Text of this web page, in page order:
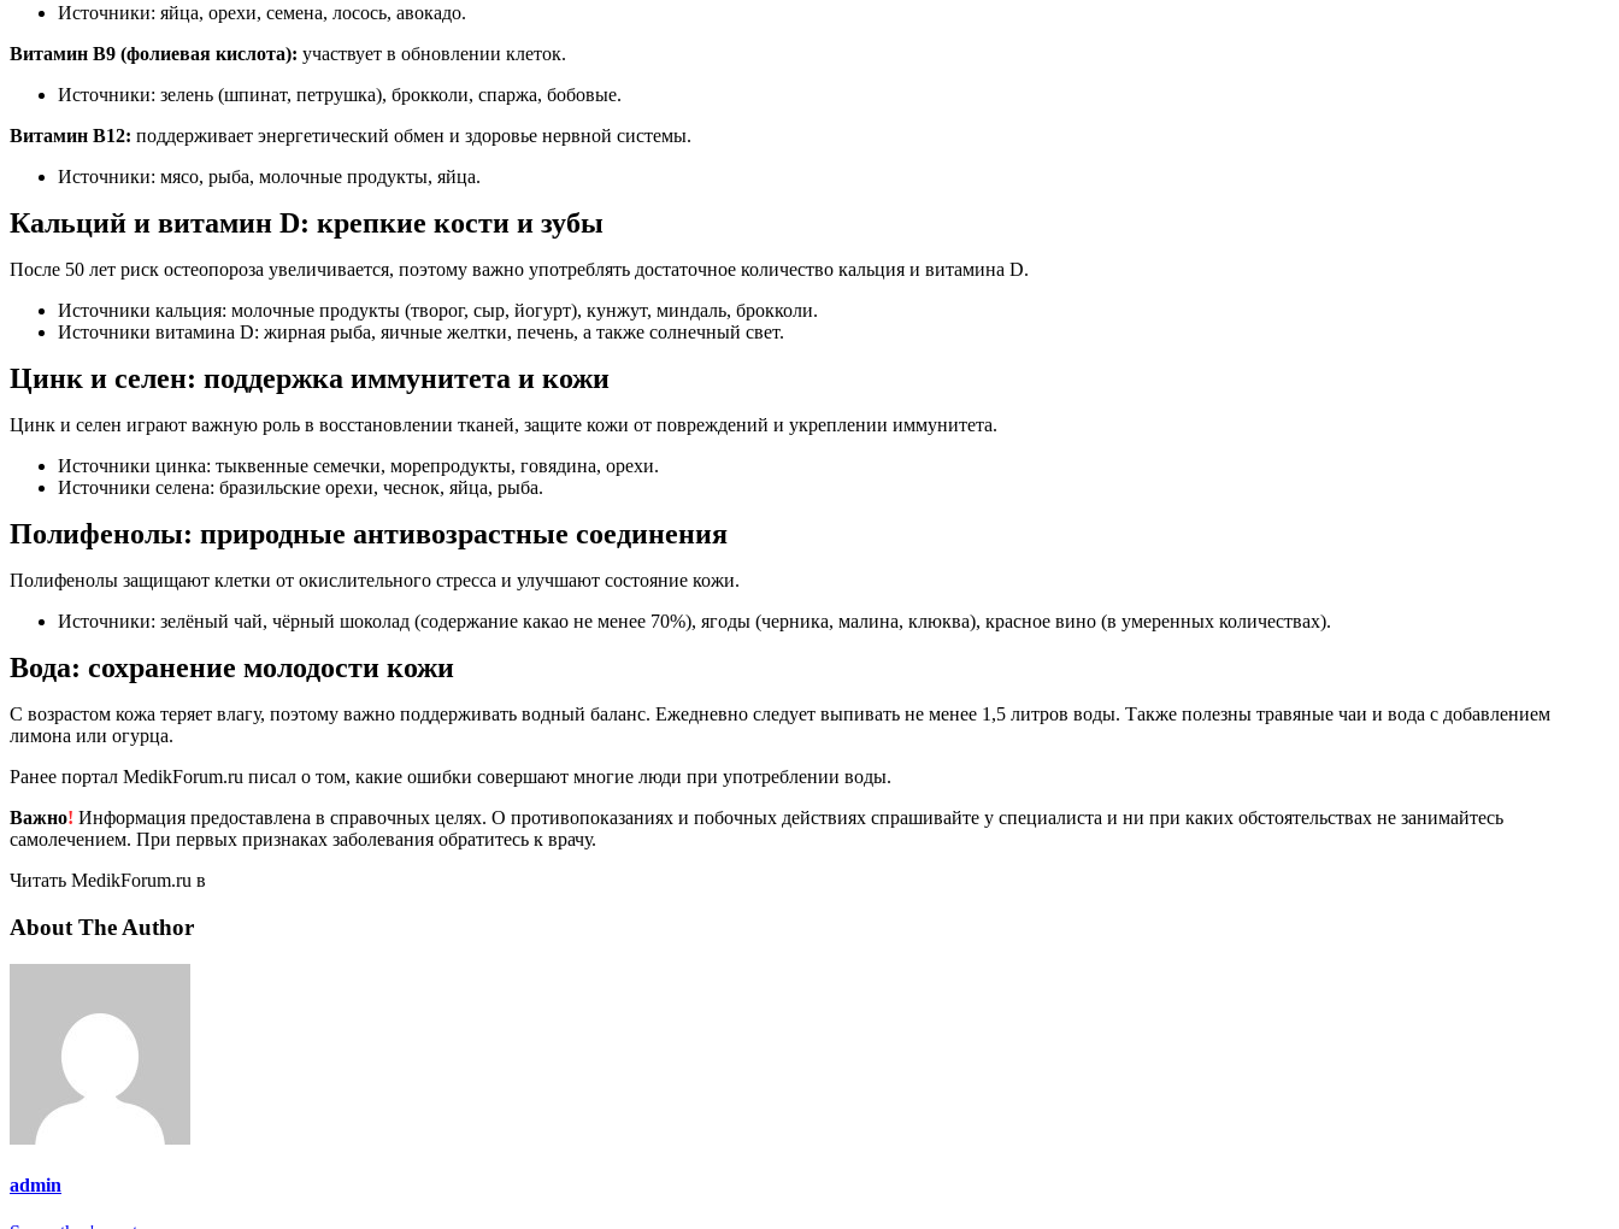
Источники: яйца, орехи, семена, лосось, авокадо.
Витамин В9 (фолиевая кислота): участвует в обновлении клеток.
Источники: зелень (шпинат, петрушка), брокколи, спаржа, бобовые.
Витамин В12: поддерживает энергетический обмен и здоровье нервной системы.
Источники: мясо, рыба, молочные продукты, яйца.
Кальций и витамин D: крепкие кости и зубы
После 50 лет риск остеопороза увеличивается, поэтому важно употреблять достаточное количество кальция и витамина D.
Источники кальция: молочные продукты (творог, сыр, йогурт), кунжут, миндаль, брокколи.
Источники витамина D: жирная рыба, яичные желтки, печень, а также солнечный свет.
Цинк и селен: поддержка иммунитета и кожи
Цинк и селен играют важную роль в восстановлении тканей, защите кожи от повреждений и укреплении иммунитета.
Источники цинка: тыквенные семечки, морепродукты, говядина, орехи.
Источники селена: бразильские орехи, чеснок, яйца, рыба.
Полифенолы: природные антивозрастные соединения
Полифенолы защищают клетки от окислительного стресса и улучшают состояние кожи.
Источники: зелёный чай, чёрный шоколад (содержание какао не менее 70%), ягоды (черника, малина, клюква), красное вино (в умеренных количествах).
Вода: сохранение молодости кожи
С возрастом кожа теряет влагу, поэтому важно поддерживать водный баланс. Ежедневно следует выпивать не менее 1,5 литров воды. Также полезны травяные чаи и вода с добавлением
лимона или огурца.
Ранее портал MedikForum.ru писал о том, какие ошибки совершают многие люди при употреблении воды.
Важно! Информация предоставлена в справочных целях. О противопоказаниях и побочных действиях спрашивайте у специалиста и ни при каких обстоятельствах не занимайтесь
самолечением. При первых признаках заболевания обратитесь к врачу.
Читать MedikForum.ru в
About The Author
admin